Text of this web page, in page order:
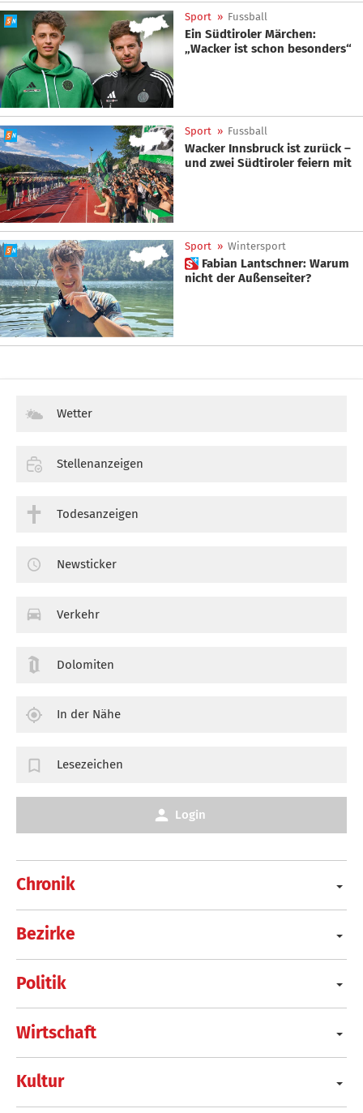
Sport » Fussball
Ein Südtiroler Märchen:
„Wacker ist schon besonders“
Sport » Fussball
Wacker Innsbruck ist zurück –
und zwei Südtiroler feiern mit
Sport » Wintersport
 Fabian Lantschner: Warum
nicht der Außenseiter?
Chronik
Bezirke
Politik
Wirtschaft
Kultur
Wetter
Stellenanzeigen
Todesanzeigen
Newsticker
Verkehr
Dolomiten
In der Nähe
Lesezeichen
Login